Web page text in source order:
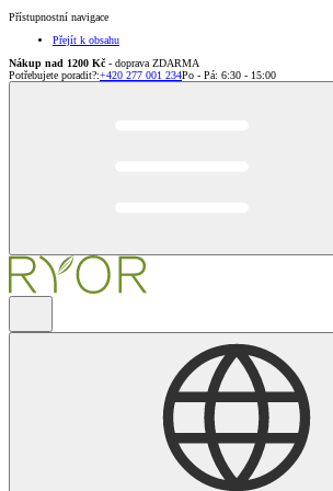
Přístupnostní navigace
Přejít k obsahu
Nákup nad 1200 Kč - doprava ZDARMA
Potřebujete poradit?:+420 277 001 234Po - Pá: 6:30 - 15:00